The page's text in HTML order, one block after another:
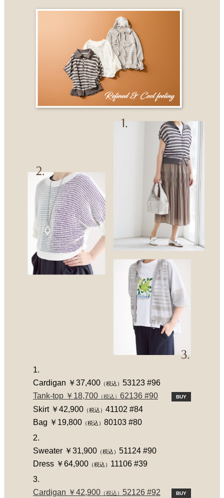
1.
Cardigan ￥37,400 （税込） 53123 #96
Tank-top ￥18,700 （税込） 62136 #90 BUY
Skirt ￥42,900 （税込） 41102 #84
Bag ￥19,800 （税込） 80103 #80
2.
Sweater ￥31,900 （税込） 51124 #90
Dress ￥64,900 （税込） 11106 #39
3.
Cardigan ￥42,900 （税込） 52126 #92 BUY